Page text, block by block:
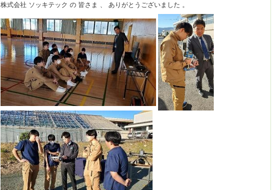
株式会社 ソッキテック の 皆さま 、 ありがとうございました 。